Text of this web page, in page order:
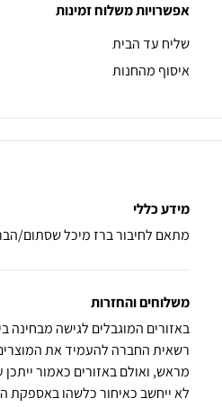
אפשרויות משלוח זמינות
שליח עד הבית
איסוף מהחנות
מידע כללי
מתאם לחיבור ברז מיכל שסתום/הברגה
משלוחים והחזרות
באזורים המוגבלים לגישה מבחינה
רשאית החברה להעמיד את
לא ייחשב כאיחור כלשהו באספקת